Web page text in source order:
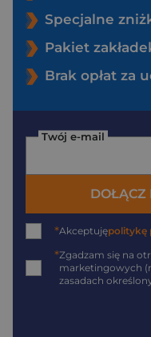
Specjalne
Pakiet
Brak opłat za
Twój e-mail
DOŁĄCZ
*Akceptujępolitykę
*Zgadzam się na
marketingowych
zasadach